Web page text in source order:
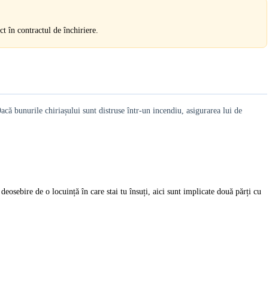
în contractul de închiriere.
bunurile chiriașului sunt distruse într-un incendiu, asigurarea lui de
de o locuință în care stai tu însuți, aici sunt implicate două părți cu